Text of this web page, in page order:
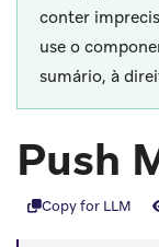
conter
use o
sumário, à
Push
Copy for LLM